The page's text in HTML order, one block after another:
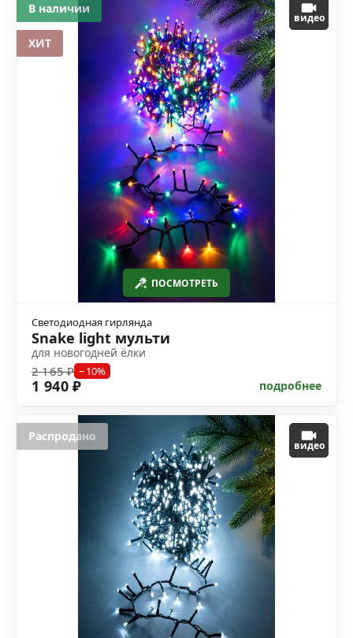
ПОСМОТРЕТЬ
видео
Светодиодная гирлянда
Snake light мульти
для новогодней ёлки
2 165 ₽ −10%
1 940 ₽ подробнее
В наличии
ХИТ
видео
Распродано